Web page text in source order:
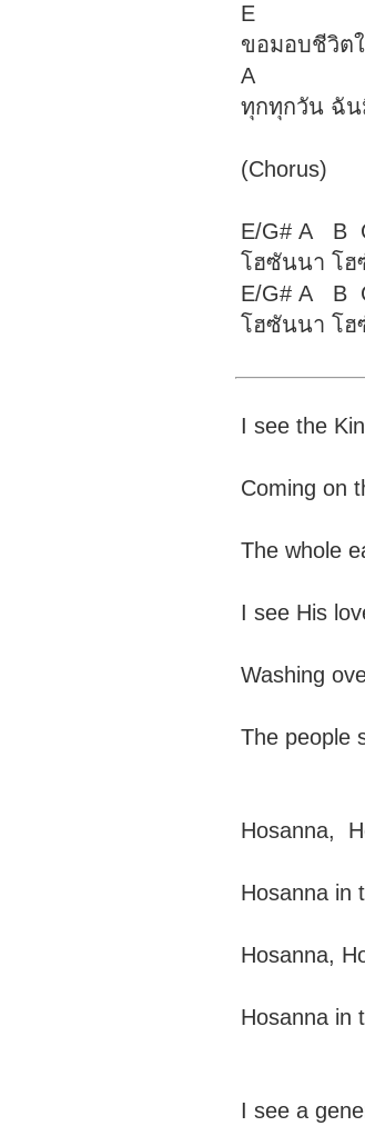
E
ขอมอบชีวิต
A
ทุกทุกวัน ฉัน
(Chorus)
E/G#
โฮซันนา โฮ
E/G# A
โฮซันนา โฮ
I see the
Coming
The whole
I see His
Washing
The
Hosanna
Hosanna,
Hosanna in
I see